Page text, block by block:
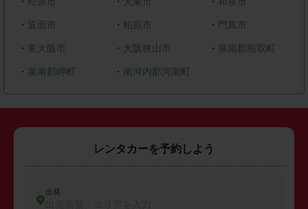
・ 箕面市 ・ 柏原市 ・ 門真市
・ 東大阪市 ・ 大阪狭山市 ・ 泉南郡熊取町
・ 泉南郡岬町 ・ 南河内郡河南町
レンタカーを予約しよう
出発